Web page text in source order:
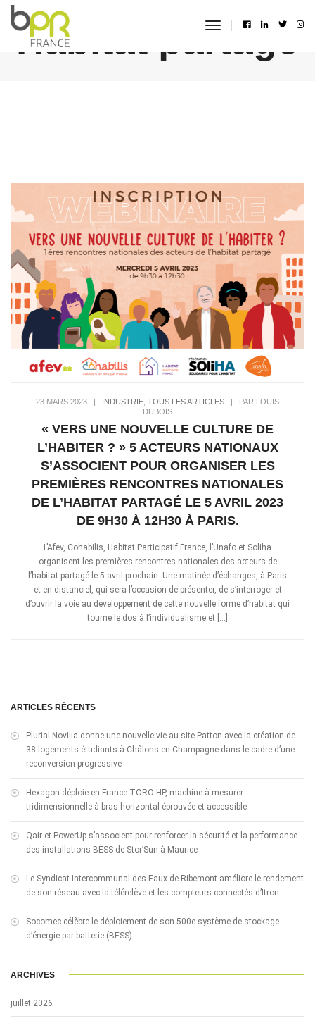
toggle
Habitat partagé
23 MARS 2023 | INDUSTRIE TOUS LES ARTICLES | PAR LOUIS
DUBOIS
« VERS UNE NOUVELLE CULTURE DE
L’HABITER ? » 5 ACTEURS NATIONAUX
S’ASSOCIENT POUR ORGANISER LES
PREMIÈRES RENCONTRES NATIONALES
DE L’HABITAT PARTAGÉ LE 5 AVRIL 2023
DE 9H30 À 12H30 À PARIS.
L’Afev, Cohabilis, Habitat Participatif France, l’Unafo et Soliha
organisent les premières rencontres nationales des acteurs de
l’habitat partagé le 5 avril prochain. Une matinée d’échanges, à Paris
et en distanciel, qui sera l’occasion de présenter, de s’interroger et
d’ouvrir la voie au développement de cette nouvelle forme d’habitat qui
tourne le dos à l’individualisme et […]
ARTICLES RÉCENTS
Plurial Novilia donne une nouvelle vie au site Patton avec la création de
38 logements étudiants à Châlons-en-Champagne dans le cadre d’une
reconversion progressive
Hexagon déploie en France TORO HP, machine à mesurer
tridimensionnelle à bras horizontal éprouvée et accessible
Qair et PowerUp s’associent pour renforcer la sécurité et la performance
des installations BESS de Stor’Sun à Maurice
Le Syndicat Intercommunal des Eaux de Ribemont améliore le rendement
de son réseau avec la télérelève et les compteurs connectés d’Itron
Socomec célèbre le déploiement de son 500e système de stockage
d’énergie par batterie (BESS)
ARCHIVES
juillet 2026